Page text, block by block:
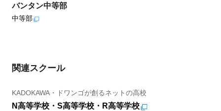
バンタン中等部
中等部
関連スクール
KADOKAWA・ドワンゴが創るネットの高校
N高等学校・S高等学校・R高等学校